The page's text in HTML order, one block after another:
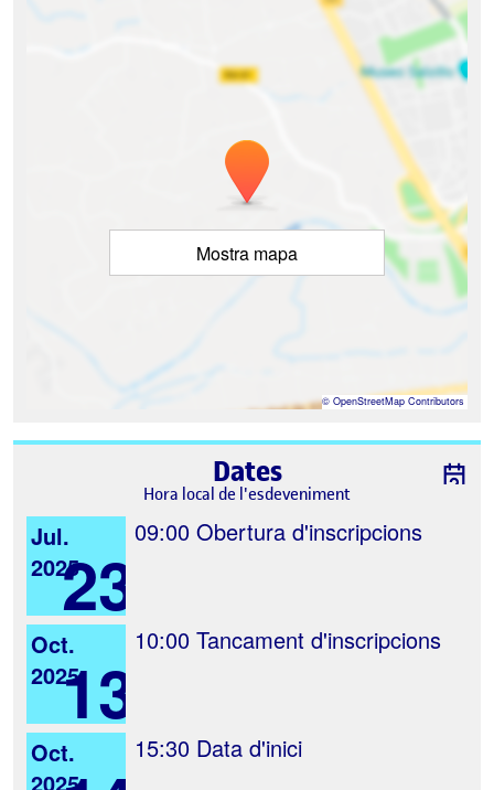
Mostra mapa
© OpenStreetMap Contributors
Dates
Hora local de l'esdeveniment
Jul.
202523
09:00 Obertura d'inscripcions
Oct.
202513
10:00 Tancament d'inscripcions
Oct.
2025
15:30 Data d'inici